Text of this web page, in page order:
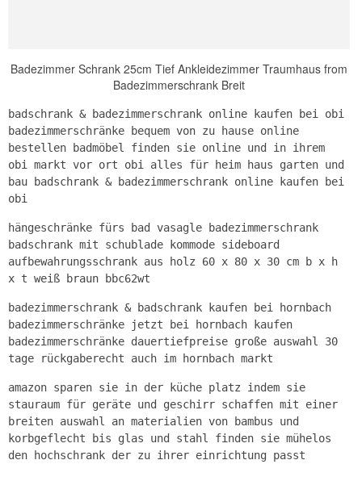
Badezimmer Schrank 25cm Tief Ankleidezimmer Traumhaus from
Badezimmerschrank Breit
badschrank & badezimmerschrank online kaufen bei obi
badezimmerschränke bequem von zu hause online
bestellen badmöbel finden sie online und in ihrem
obi markt vor ort obi alles für heim haus garten und
bau badschrank & badezimmerschrank online kaufen bei
obi
hängeschränke fürs bad vasagle badezimmerschrank
badschrank mit schublade kommode sideboard
aufbewahrungsschrank aus holz 60 x 80 x 30 cm b x h
x t weiß braun bbc62wt
badezimmerschrank & badschrank kaufen bei hornbach
badezimmerschränke jetzt bei hornbach kaufen
badezimmerschränke dauertiefpreise große auswahl 30
tage rückgaberecht auch im hornbach markt
amazon sparen sie in der küche platz indem sie
stauraum für geräte und geschirr schaffen mit einer
breiten auswahl an materialien von bambus und
korbgeflecht bis glas und stahl finden sie mühelos
den hochschrank der zu ihrer einrichtung passt